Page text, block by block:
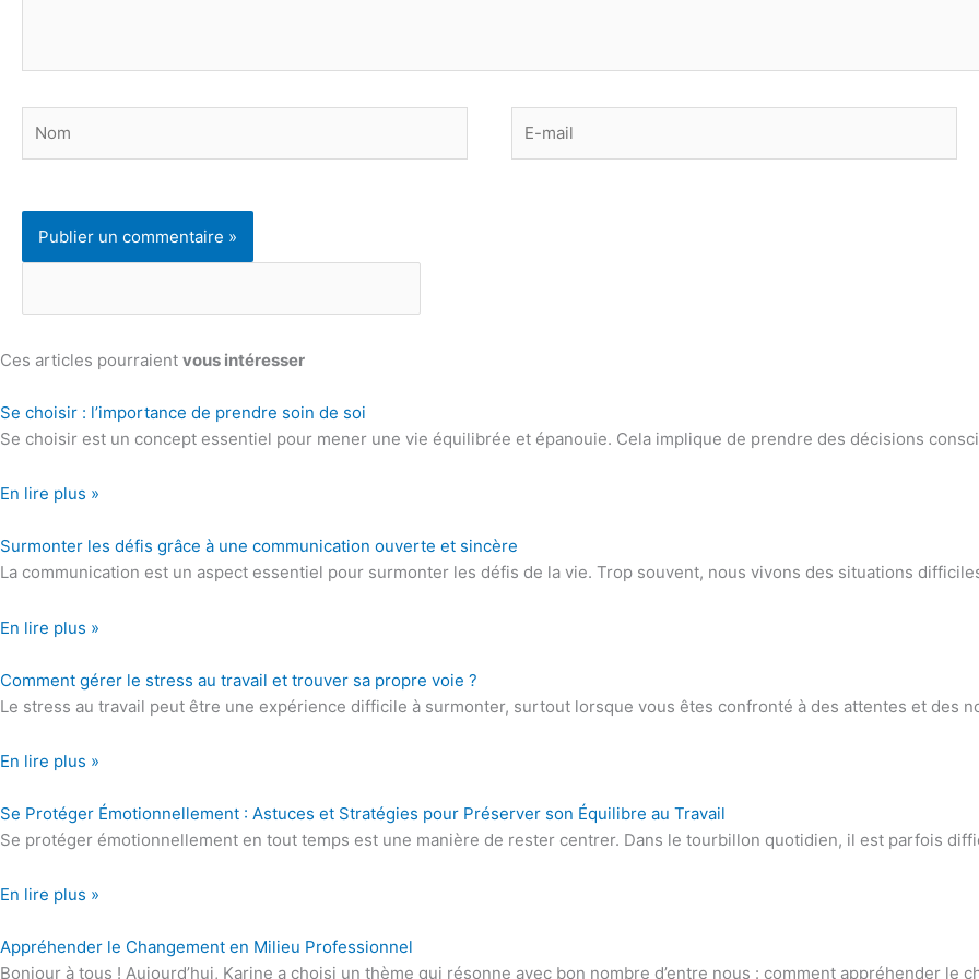
mail
Ces articles pourraient vous intéresser
Se choisir : l’importance de prendre soin de soi
Se choisir est un concept essentiel pour mener une vie équilibrée et épanouie. Cela implique de prendre des décisions
En lire plus »
Surmonter les défis grâce à une communication ouverte et sincère
La communication est un aspect essentiel pour surmonter les défis de la vie. Trop souvent, nous vivons des situations
En lire plus »
Comment gérer le stress au travail et trouver sa propre voie ?
Le stress au travail peut être une expérience difficile à surmonter, surtout lorsque vous êtes confronté à des attentes et des
En lire plus »
Se Protéger Émotionnellement : Astuces et Stratégies pour Préserver son Équilibre au Travail
Se protéger émotionnellement en tout temps est une manière de rester centrer. Dans le tourbillon quotidien, il est parfois
En lire plus »
Appréhender le Changement en Milieu Professionnel
Bonjour à tous ! Aujourd’hui, Karine a choisi un thème qui résonne avec bon nombre d’entre nous : comment appréhender le